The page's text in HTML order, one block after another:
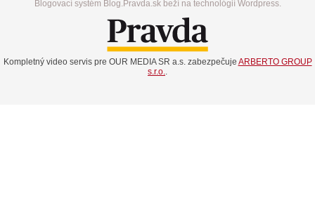
Blogovací systém Blog.Pravda.sk beží na technológií Wordpress.
Kompletný video servis pre OUR MEDIA SR a.s. zabezpečuje ARBERTO GROUP
s.r.o..